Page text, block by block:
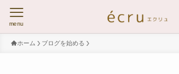
menu
ホーム ブログを始める